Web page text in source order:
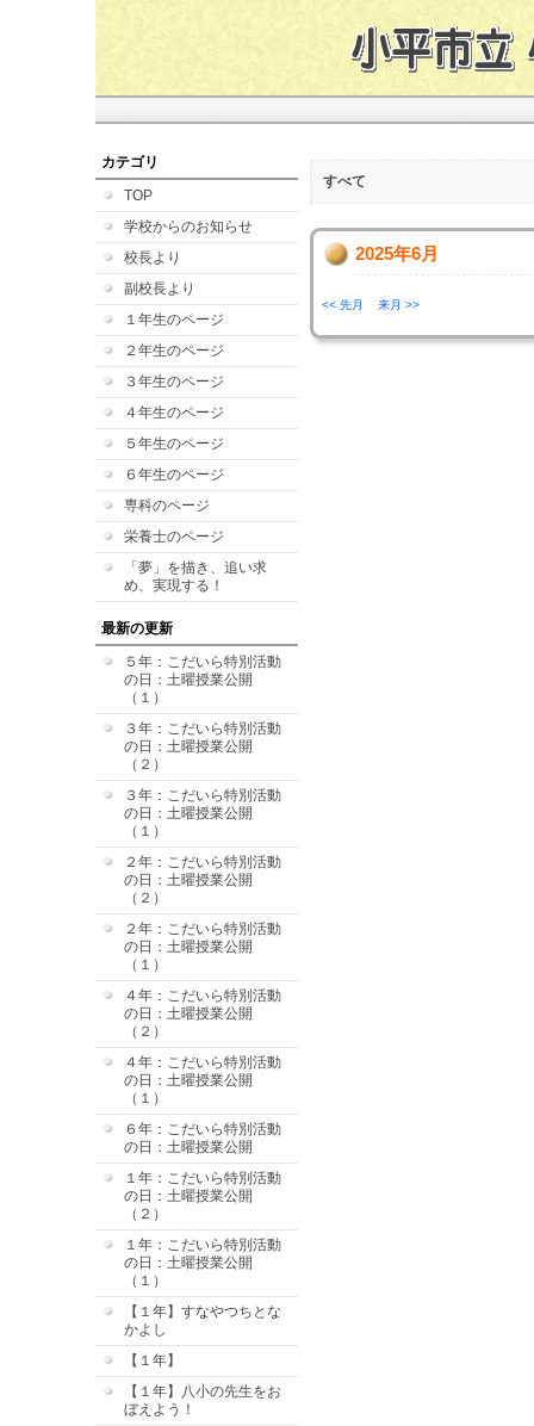
カテゴリ
TOP
学校からのお知らせ
校長より
副校長より
１年生のページ
２年生のページ
３年生のページ
４年生のページ
５年生のページ
６年生のページ
専科のページ
栄養士のページ
「夢」を描き、追い求
め、実現する！
最新の更新
５年：こだいら特別活動
の日：土曜授業公開
（１）
３年：こだいら特別活動
の日：土曜授業公開
（２）
３年：こだいら特別活動
の日：土曜授業公開
（１）
２年：こだいら特別活動
の日：土曜授業公開
（２）
２年：こだいら特別活動
の日：土曜授業公開
（１）
４年：こだいら特別活動
の日：土曜授業公開
（２）
４年：こだいら特別活動
の日：土曜授業公開
（１）
６年：こだいら特別活動
の日：土曜授業公開
１年：こだいら特別活動
の日：土曜授業公開
（２）
１年：こだいら特別活動
の日：土曜授業公開
（１）
【１年】すなやつちとな
かよし
【１年】
【１年】八小の先生をお
ぼえよう！
すべて
2025年6月
<< 先月 来月 >>